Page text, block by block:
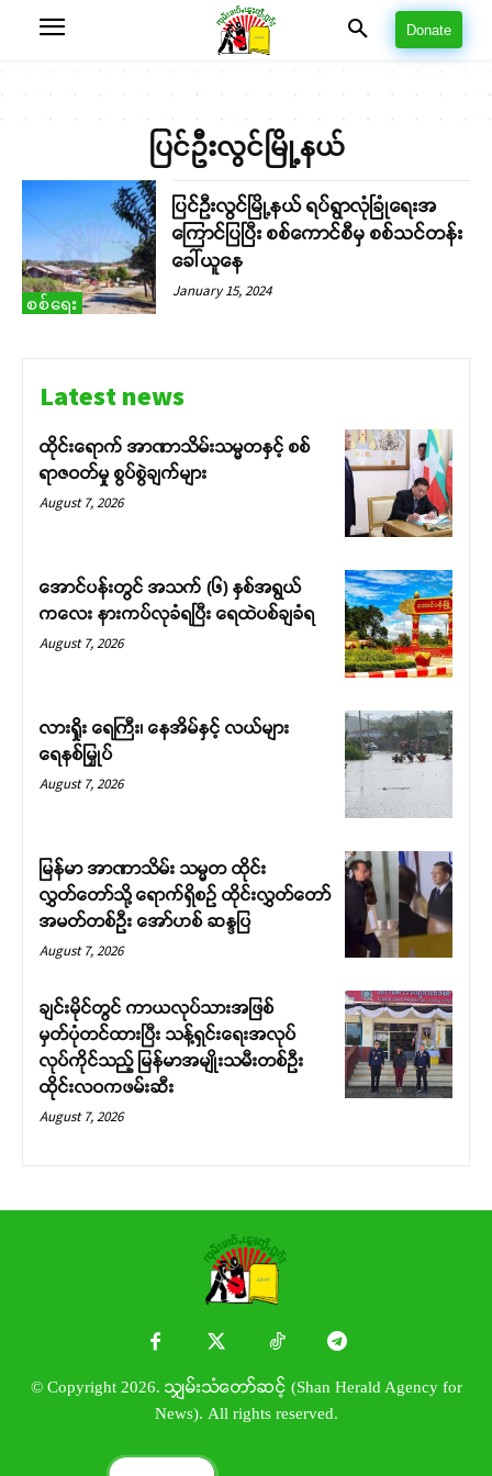
Donate
ပြင်ဦးလွင်မြို့နယ်
စစ်ရေး
ပြင်ဦးလွင်မြို့နယ် ရပ်ရွာလုံခြုံရေးအ
ကြောင်ပြပြီး စစ်ကောင်စီမှ စစ်သင်တန်း
ခေါ်ယူနေ
January 15, 2024
Latest news
ထိုင်းရောက် အာဏာသိမ်းသမ္မတနှင့် စစ်
ရာဇဝတ်မှု စွပ်စွဲချက်များ
August 7, 2026
အောင်ပန်းတွင် အသက် (၆) နှစ်အရွယ်
ကလေး နားကပ်လုခံရပြီး ရေထဲပစ်ချခံရ
August 7, 2026
လားရှိုး ရေကြီး၊ နေအိမ်နှင့် လယ်များ
ရေနစ်မြှုပ်
August 7, 2026
မြန်မာ အာဏာသိမ်း သမ္မတ ထိုင်း
လွှတ်တော်သို့ ရောက်ရှိစဉ် ထိုင်းလွှတ်တော်
အမတ်တစ်ဦး အော်ဟစ် ဆန္ဒပြ
August 7, 2026
ချင်းမိုင်တွင် ကာယလုပ်သားအဖြစ်
မှတ်ပုံတင်ထားပြီး သန့်ရှင်းရေးအလုပ်
လုပ်ကိုင်သည့် မြန်မာအမျိုးသမီးတစ်ဦး
ထိုင်းလဝကဖမ်းဆီး
August 7, 2026
© Copyright 2026. သျှမ်းသံတော်ဆင့် (Shan Herald Agency for
News). All rights reserved.